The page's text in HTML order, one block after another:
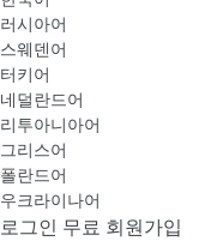
러시아어
스웨덴어
터키어
네덜란드어
리투아니아어
그리스어
폴란드어
우크라이나어
로그인 무료 회원가입